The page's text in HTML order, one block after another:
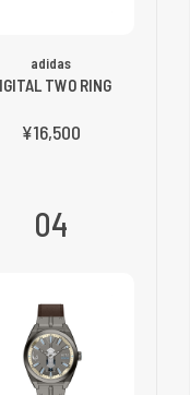
adidas
TWO RING
¥16,500
04